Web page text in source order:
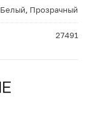
Белый, Прозрачный
27491